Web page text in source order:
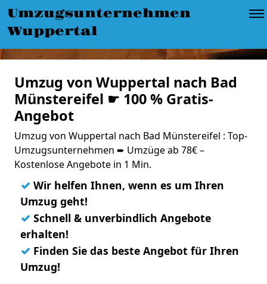
Umzugsunternehmen
Wuppertal
Umzug von Wuppertal nach Bad
Münstereifel ☛ 100 % Gratis-
Angebot
Umzug von Wuppertal nach Bad Münstereifel : Top-
Umzugsunternehmen ➨ Umzüge ab 78€ –
Kostenlose Angebote in 1 Min.
✓ Wir helfen Ihnen, wenn es um Ihren
Umzug geht!
✓ Schnell & unverbindlich Angebote
erhalten!
✓ Finden Sie das beste Angebot für Ihren
Umzug!